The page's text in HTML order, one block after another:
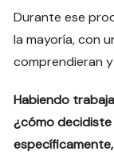
Durante ese
la mayoría, con
comprendieran
Habiendo
¿cómo